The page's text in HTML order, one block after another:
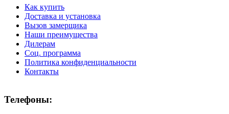
Как купить
Доставка и установка
Вызов замерщика
Наши преимущества
Дилерам
Соц. программа
Политика конфиденциальности
Контакты
Телефоны: